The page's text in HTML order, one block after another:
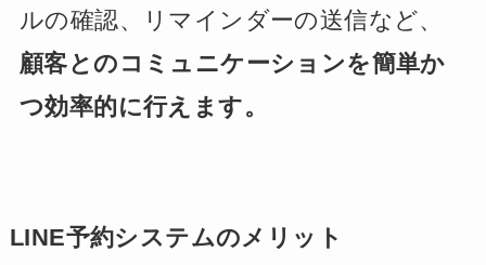
ルの確認、リマインダーの送信など、
顧客とのコミュニケーションを簡単か
つ効率的に行えます。
LINE予約システムのメリット